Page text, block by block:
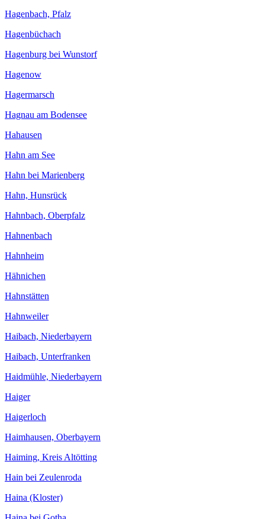
Hagenbach, Pfalz
Hagenbüchach
Hagenburg bei Wunstorf
Hagenow
Hagermarsch
Hagnau am Bodensee
Hahausen
Hahn am See
Hahn bei Marienberg
Hahn, Hunsrück
Hahnbach, Oberpfalz
Hahnenbach
Hahnheim
Hähnichen
Hahnstätten
Hahnweiler
Haibach, Niederbayern
Haibach, Unterfranken
Haidmühle, Niederbayern
Haiger
Haigerloch
Haimhausen, Oberbayern
Haiming, Kreis Altötting
Hain bei Zeulenroda
Haina (Kloster)